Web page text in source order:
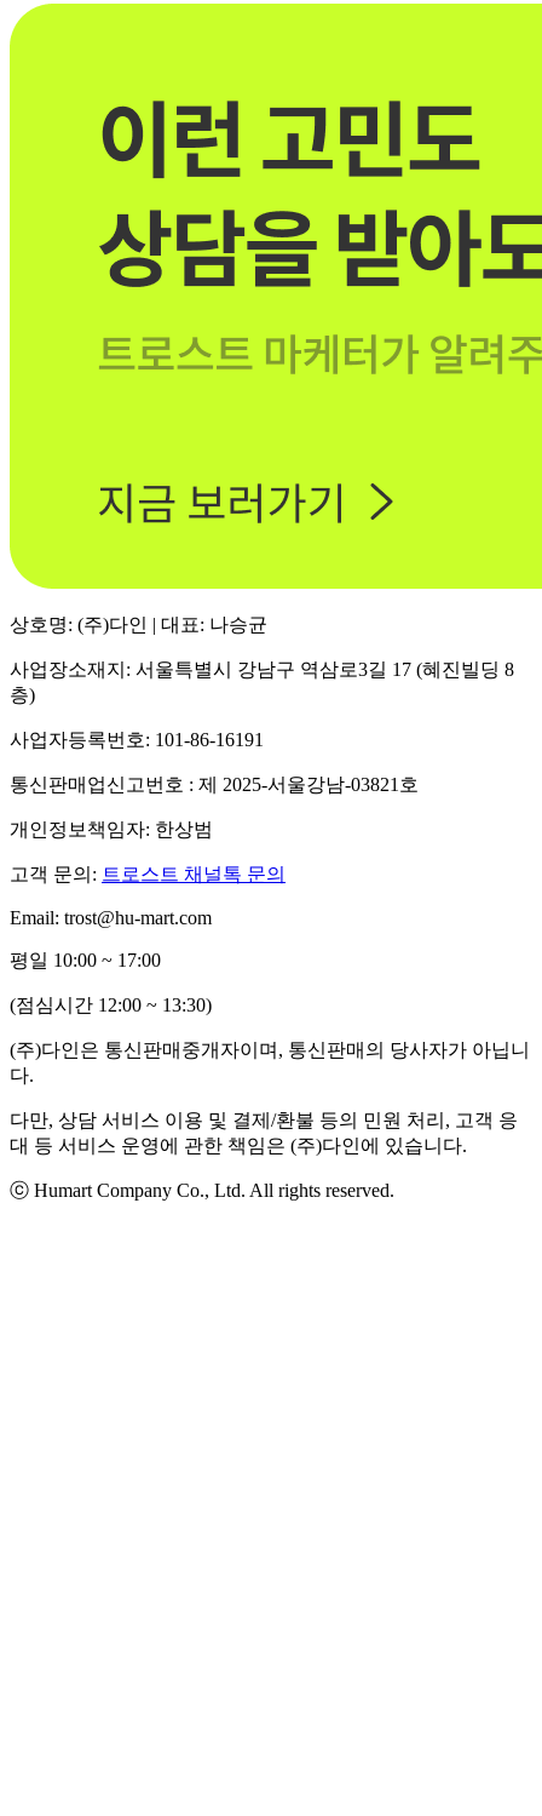
상호명: (주)다인 | 대표: 나승균
사업장소재지: 서울특별시 강남구 역삼로3길 17 (혜진빌딩 8
층)
사업자등록번호: 101-86-16191
통신판매업신고번호 : 제 2025-서울강남-03821호
개인정보책임자: 한상범
고객 문의: 트로스트 채널톡 문의
Email: trost@hu-mart.com
평일 10:00 ~ 17:00
(점심시간 12:00 ~ 13:30)
(주)다인은 통신판매중개자이며, 통신판매의 당사자가 아닙니
다.
다만, 상담 서비스 이용 및 결제/환불 등의 민원 처리, 고객 응
대 등 서비스 운영에 관한 책임은 (주)다인에 있습니다.
ⓒ Humart Company Co., Ltd. All rights reserved.